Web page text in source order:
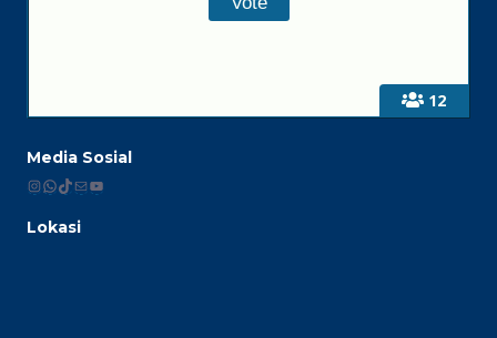
12
Media Sosial
Instagram
WhatsApp
TikTok
MailYouTube
Lokasi